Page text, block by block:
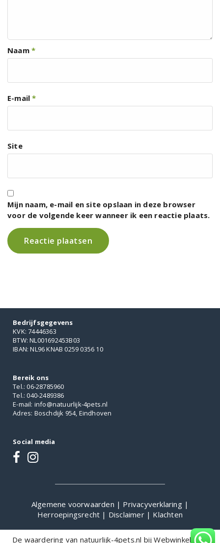
Naam *
E-mail*
Site
Mijn naam, e-mail en site opslaan in deze browser
voor de volgende keer wanneer ik een reactie plaats.
Bedrijfsgegevens
KVK: 74446363
BTW: NL001692453B03
IBAN: NL96 KNAB 0259 0356 10
Bereik ons
Tel.: 06-28785960
Tel.: 040-2489386
E-mail: info@natuurlijk-4pets.nl
Adres: Boschdijk 954, Eindhoven
Social media
Algemene voorwaarden | Privacyverklaring |
Herroepingsrecht | Disclaimer | Klachten
De waardering van natuurlijk-4pets.nl bijWebwinkelKeur